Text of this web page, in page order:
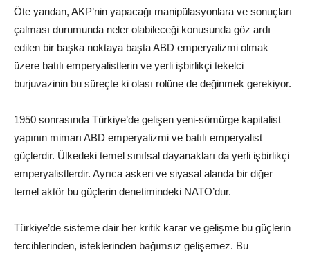
Öte yandan, AKP’nin yapacağı manipülasyonlara ve sonuçları
çalması durumunda neler olabileceği konusunda göz ardı
edilen bir başka noktaya başta ABD emperyalizmi olmak
üzere batılı emperyalistlerin ve yerli işbirlikçi tekelci
burjuvazinin bu süreçte ki olası rolüne de değinmek gerekiyor.
1950 sonrasında Türkiye’de gelişen yeni-sömürge kapitalist
yapının mimarı ABD emperyalizmi ve batılı emperyalist
güçlerdir. Ülkedeki temel sınıfsal dayanakları da yerli işbirlikçi
emperyalistlerdir. Ayrıca askeri ve siyasal alanda bir diğer
temel aktör bu güçlerin denetimindeki NATO’dur.
Türkiye’de sisteme dair her kritik karar ve gelişme bu güçlerin
tercihlerinden, isteklerinden bağımsız gelişemez. Bu